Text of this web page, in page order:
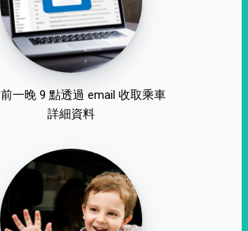
一晚 9 點透過 email 收取乘車
詳細資料